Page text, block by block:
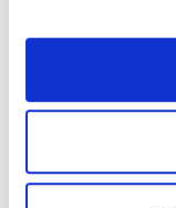
Durchschnittliche
Bewerten Sie
Teilen Sie Ihre